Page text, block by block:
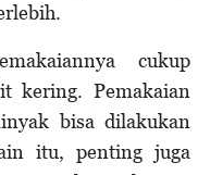
cukup
kering. Pemakaian
bisa dilakukan
itu, penting juga